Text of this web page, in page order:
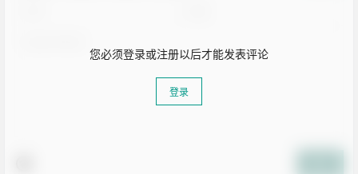
您必须登录或注册以后才能发表评论
登录